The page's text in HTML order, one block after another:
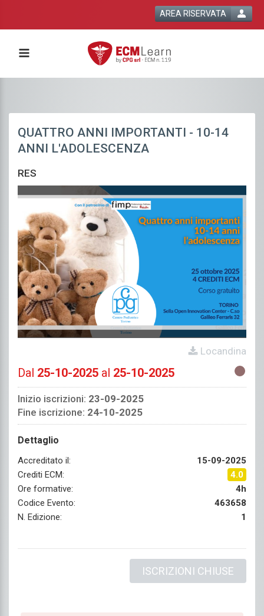
AREA RISERVATA
QUATTRO ANNI IMPORTANTI - 10-14
ANNI L'ADOLESCENZA
RES
Locandina
Dal 25-10-2025 al 25-10-2025
Inizio iscrizioni: 23-09-2025
Fine iscrizione: 24-10-2025
Dettaglio
Accreditato il:
15-09-2025
Crediti ECM:
4.0
Ore formative:
4h
Codice Evento:
463658
N. Edizione:
1
ISCRIZIONI CHIUSE